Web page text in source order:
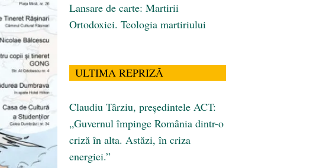
Lansare de carte: Martirii
Ortodoxiei. Teologia martiriului
ULTIMA REPRIZĂ
Claudiu Târziu, președintele ACT:
„Guvernul împinge România dintr-o
criză în alta. Astăzi, în criza
energiei.”